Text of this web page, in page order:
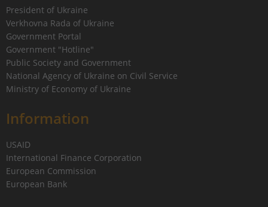
President of Ukraine
Verkhovna Rada of Ukraine
Government Portal
Government "Hotline"
Public Society and Government
National Agency of Ukraine on Civil Service
Ministry of Economy of Ukraine
Information
USAID
International Finance Corporation
European Commission
European Bank